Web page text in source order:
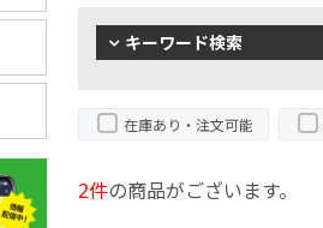
キーワード検索
在庫あり・注文可能
2件の商品がございます。